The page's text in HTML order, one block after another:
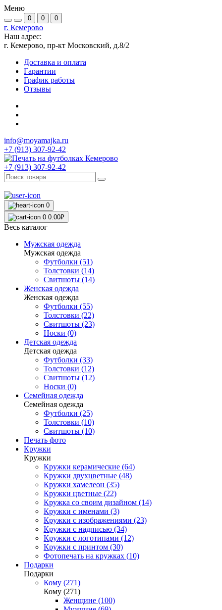
Меню
0 0 0
г. Кемерово
Наш адрес:
г. Кемерово, пр-кт Московский, д.8/2
Доставка и оплата
Гарантии
График работы
Отзывы
info@moyamajka.ru
+7 (913) 307-92-42
+7 (913) 307-92-42
0
0 0.00₽
Весь каталог
Мужская одежда
Мужская одежда
Футболки (51)
Толстовки (14)
Свитшоты (14)
Женская одежда
Женская одежда
Футболки (55)
Толстовки (22)
Свитшоты (23)
Носки (0)
Детская одежда
Детская одежда
Футболки (33)
Толстовки (12)
Свитшоты (12)
Носки (0)
Семейная одежда
Семейная одежда
Футболки (25)
Толстовки (10)
Свитшоты (10)
Печать фото
Кружки
Кружки
Кружки керамические (64)
Кружки двухцветные (48)
Кружки хамелеон (35)
Кружки цветные (22)
Кружка со своим дизайном (14)
Кружки с именами (3)
Кружки с изображениями (23)
Кружки с надписью (34)
Кружки с логотипами (12)
Кружки с принтом (30)
Фотопечать на кружках (10)
Подарки
Подарки
Кому (271)
Кому (271)
Женщине (100)